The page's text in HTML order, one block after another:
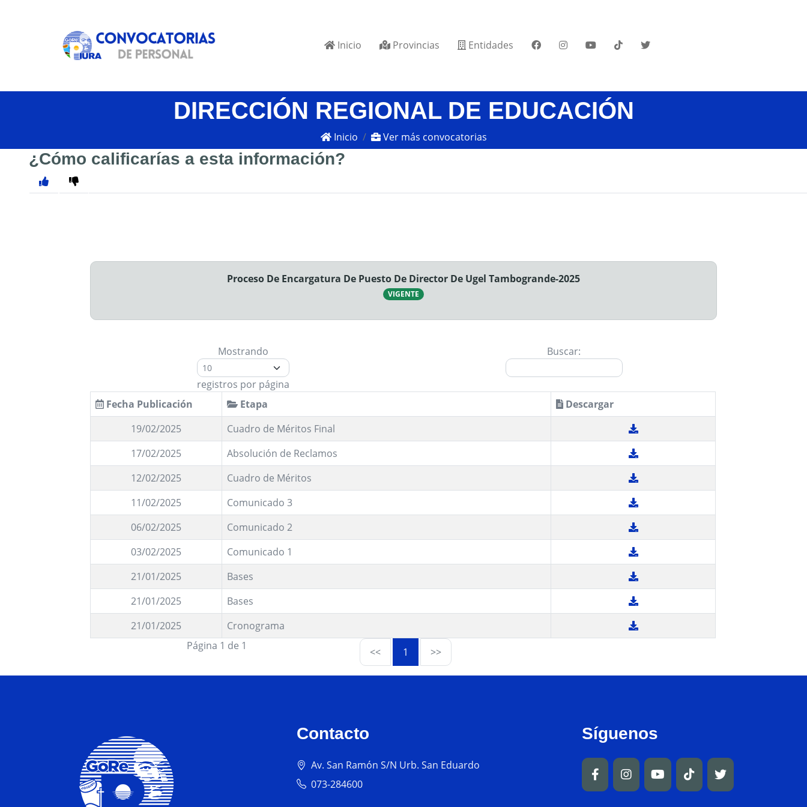
Inicio Provincias Entidades
DIRECCIÓN REGIONAL DE EDUCACIÓN
Inicio Ver más convocatorias
¿Cómo calificarías a esta información?
Proceso De Encargatura De Puesto De Director De Ugel Tambogrande-2025
VIGENTE
Mostrando
registros por página
Buscar:
Fecha Publicación Etapa
Descargar
19/02/2025
Cuadro de Méritos Final
17/02/2025
Absolución de Reclamos
12/02/2025
Cuadro de Méritos
11/02/2025
Comunicado 3
06/02/2025
Comunicado 2
03/02/2025
Comunicado 1
21/01/2025
Bases
21/01/2025
Bases
21/01/2025
Cronograma
Página 1 de 1
<< 1 >>
Contacto
Av. San Ramón S/N Urb. San Eduardo
073-284600
Síguenos